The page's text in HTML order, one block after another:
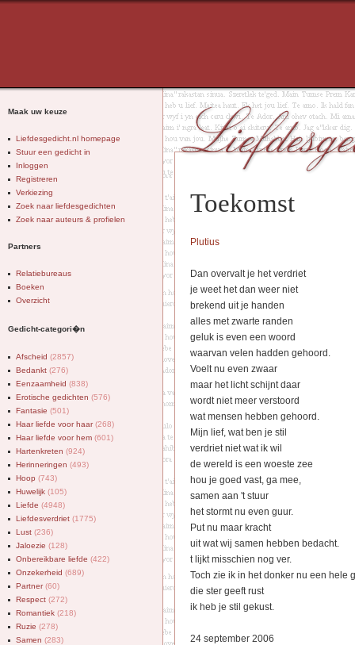
Toekomst
Plutius
Dan overvalt je het verdriet
je weet het dan weer niet
brekend uit je handen
alles met zwarte randen
geluk is even een woord
waarvan velen hadden gehoord.
Voelt nu even zwaar
maar het licht schijnt daar
wordt niet meer verstoord
wat mensen hebben gehoord.
Mijn lief, wat ben je stil
verdriet niet wat ik wil
de wereld is een woeste zee
hou je goed vast, ga mee,
samen aan 't stuur
het stormt nu even guur.
Put nu maar kracht
uit wat wij samen hebben bedacht.
t lijkt misschien nog ver.
Toch zie ik in het donker nu een hele
die ster geeft rust
ik heb je stil gekust.
24 september 2006
Maak uw keuze
Liefdesgedicht.nl homepage
Stuur een gedicht in
Inloggen
Registreren
Verkiezing
Zoek naar liefdesgedichten
Zoek naar auteurs & profielen
Partners
Relatiebureaus
Boeken
Overzicht
Gedicht-categori�n
Afscheid (2857)
Bedankt (276)
Eenzaamheid (838)
Erotische gedichten (576)
Fantasie (501)
Haar liefde voor haar(268)
Haar liefde voor hem (601)
Hartenkreten (924)
Herinneringen (493)
Hoop (743)
Huwelijk (105)
Liefde (4948)
Liefdesverdriet (1775)
Lust (236)
Jaloezie (128)
Onbereikbare liefde (422)
Onzekerheid (689)
Partner(60)
Respect (272)
Romantiek (218)
Ruzie (278)
Samen (283)